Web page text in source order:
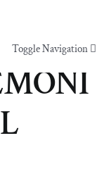
Toggle Navigation
Toggle Navigation